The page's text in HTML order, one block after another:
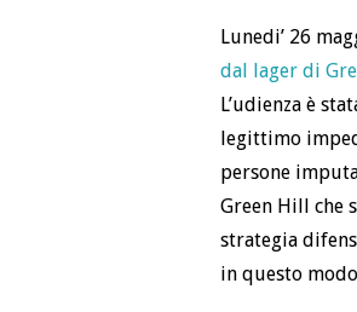
Lunedi’ 26
dal lager di
L’udienza è
legittimo
persone
Green Hill che
strategia
in questo